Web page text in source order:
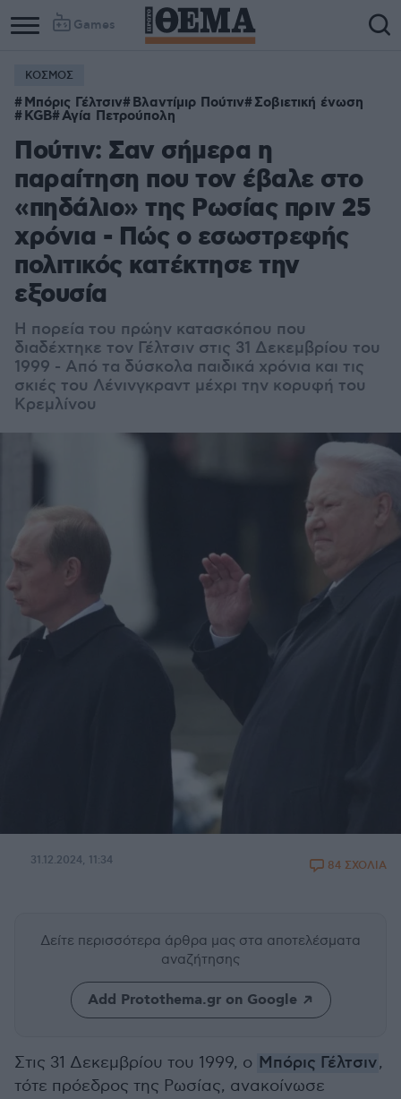
Games
ΚΟΣΜΟΣ
Μπόρις Γέλτσιν Βλαντίμιρ Πούτιν Σοβιετική ένωση
KGB Αγία Πετρούπολη
Πούτιν: Σαν σήμερα η
παραίτηση που τον έβαλε στο
«πηδάλιο» της Ρωσίας πριν 25
χρόνια - Πώς ο εσωστρεφής
πολιτικός κατέκτησε την
εξουσία
Η πορεία του πρώην κατασκόπου που
διαδέχτηκε τον Γέλτσιν στις 31 Δεκεμβρίου του
1999 - Από τα δύσκολα παιδικά χρόνια και τις
σκιές του Λένινγκραντ μέχρι την κορυφή του
Κρεμλίνου
31.12.2024, 11:34 84 ΣΧΟΛΙΑ
Δείτε περισσότερα άρθρα μας στα αποτελέσματα
αναζήτησης
Add Protothema.gr on Google
Στις 31 Δεκεμβρίου του 1999, ο Μπόρις Γέλτσιν,
τότε πρόεδρος της Ρωσίας, ανακοίνωσε